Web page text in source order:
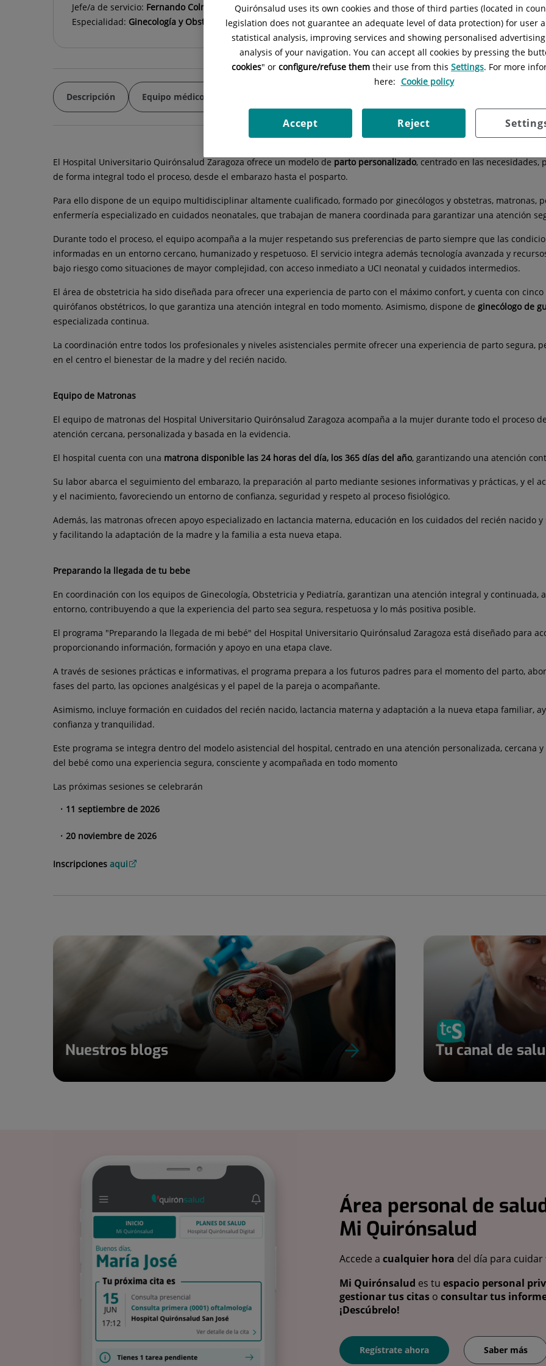
Jefe/a de servicio: Fernando Colmenarejo González Situación:Av. Gómez Laguna 159.
Especialidad: Ginecología y Obstetricia
Descripción Equipo médico
El Hospital Universitario Quirónsalud Zaragoza ofrece un modelo de parto personalizado, centrado en las necesidades,
de forma integral todo el proceso, desde el embarazo hasta el posparto.
Para ello dispone de un equipo multidisciplinar altamente cualificado, formado por ginecólogos y obstetras, matronas,
enfermería especializado en cuidados neonatales, que trabajan de manera coordinada para garantizar una atención
Durante todo el proceso, el equipo acompaña a la mujer respetando sus preferencias de parto siempre que las
informadas en un entorno cercano, humanizado y respetuoso. El servicio integra además tecnología avanzada y
bajo riesgo como situaciones de mayor complejidad, con acceso inmediato a UCI neonatal y cuidados intermedios.
El área de obstetricia ha sido diseñada para ofrecer una experiencia de parto con el máximo confort, y cuenta con
quirófanos obstétricos, lo que garantiza una atención integral en todo momento. Asimismo, dispone de ginecólogo de
especializada continua.
La coordinación entre todos los profesionales y niveles asistenciales permite ofrecer una experiencia de parto segura,
en el centro el bienestar de la madre y del recién nacido.
Equipo de Matronas
El equipo de matronas del Hospital Universitario Quirónsalud Zaragoza acompaña a la mujer durante todo el proceso
atención cercana, personalizada y basada en la evidencia.
El hospital cuenta con una matrona disponible las 24 horas del día, los 365 días del año, garantizando una atención
Su labor abarca el seguimiento del embarazo, la preparación al parto mediante sesiones informativas y prácticas, y el
y el nacimiento, favoreciendo un entorno de confianza, seguridad y respeto al proceso fisiológico.
Además, las matronas ofrecen apoyo especializado en lactancia materna, educación en los cuidados del recién nacido
y facilitando la adaptación de la madre y la familia a esta nueva etapa.
Preparando la llegada de tu bebe
En coordinación con los equipos de Ginecología, Obstetricia y Pediatría, garantizan una atención integral y continuada,
entorno, contribuyendo a que la experiencia del parto sea segura, respetuosa y lo más positiva posible.
El programa "Preparando la llegada de mi bebé" del Hospital Universitario Quirónsalud Zaragoza está diseñado para
proporcionando información, formación y apoyo en una etapa clave.
A través de sesiones prácticas e informativas, el programa prepara a los futuros padres para el momento del parto,
fases del parto, las opciones analgésicas y el papel de la pareja o acompañante.
Asimismo, incluye formación en cuidados del recién nacido, lactancia materna y adaptación a la nueva etapa familiar,
confianza y tranquilidad.
Este programa se integra dentro del modelo asistencial del hospital, centrado en una atención personalizada, cercana
del bebé como una experiencia segura, consciente y acompañada en todo momento
Las próximas sesiones se celebrarán
11 septiembre de 2026
20 noviembre de 2026
Inscripciones aqui
Nuestros blogs Tu canal de
Área personal de
Mi Quirónsalud
Accede a cualquier hora del día para cuidar
Mi Quirónsalud es tu espacio personal
gestionar tus citas o consultar tus
¡Descúbrelo!
Regístrate ahora Saber más
Quirónsalud uses its own cookies and those of third parties (located in
legislation does not guarantee an adequate level of data protection) for user
statistical analysis, improving services and showing personalised
analysis of your navigation. You can accept all cookies by pressing the
cookies" or configure/refuse them their use from this Settings. For more
here: Cookie policy
Reject
Accept